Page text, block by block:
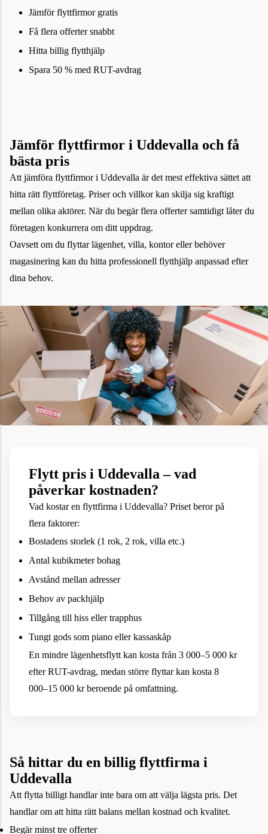
Jämför flyttfirmor gratis
Få flera offerter snabbt
Hitta billig flytthjälp
Spara 50 % med RUT-avdrag
Jämför flyttfirmor i Uddevalla och få
bästa pris
Att jämföra flyttfirmor i Uddevalla är det mest effektiva sättet att
hitta rätt flyttföretag. Priser och villkor kan skilja sig kraftigt
mellan olika aktörer. När du begär flera offerter samtidigt låter du
företagen konkurrera om ditt uppdrag.
Oavsett om du flyttar lägenhet, villa, kontor eller behöver
magasinering kan du hitta professionell flytthjälp anpassad efter
dina behov.
Flytt pris i Uddevalla – vad
påverkar kostnaden?
Vad kostar en flyttfirma i Uddevalla? Priset beror på
flera faktorer:
Bostadens storlek (1 rok, 2 rok, villa etc.)
Antal kubikmeter bohag
Avstånd mellan adresser
Behov av packhjälp
Tillgång till hiss eller trapphus
Tungt gods som piano eller kassaskåp
En mindre lägenhetsflytt kan kosta från 3 000–5 000 kr
efter RUT-avdrag, medan större flyttar kan kosta 8
000–15 000 kr beroende på omfattning.
Så hittar du en billig flyttfirma i
Uddevalla
Att flytta billigt handlar inte bara om att välja lägsta pris. Det
handlar om att hitta rätt balans mellan kostnad och kvalitet.
Begär minst tre offerter